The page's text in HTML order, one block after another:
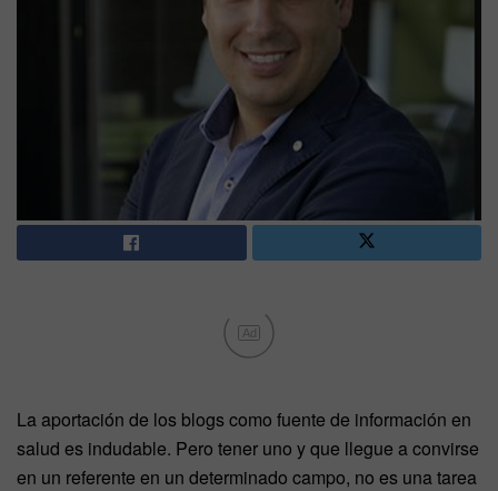
Ad
La aportación de los blogs como fuente de información en
salud es indudable. Pero tener uno y que llegue a convirse
en un referente en un determinado campo, no es una tarea